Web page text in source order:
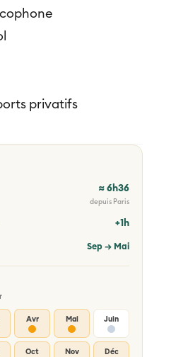
privatifs
≈ 6h36
depuis Paris
+1h
Sep → Mai
Avr Mai Juin
Oct Nov Déc